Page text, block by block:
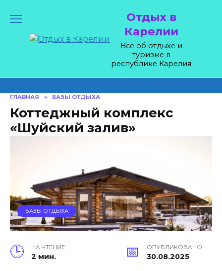
Отдых в
Карелии
Все об отдыхе и
туризме в
республике Карелия
ГЛАВНАЯ » БАЗЫ ОТДЫХА
Коттеджный комплекс
«Шуйский залив»
БАЗЫ ОТДЫХА
НА ЧТЕНИЕ
2 мин.
ОПУБЛИКОВАНО
30.08.2025